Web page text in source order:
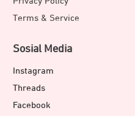
Terms & Service
Sosial Media
Instagram
Threads
Facebook